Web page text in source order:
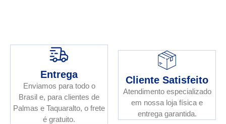
Entrega
Enviamos para todo o
Brasil e, para clientes de
Palmas e Taquaralto, o frete
é gratuito.
Cliente Satisfeito
Atendimento especializado
em nossa loja física e
entrega garantida.